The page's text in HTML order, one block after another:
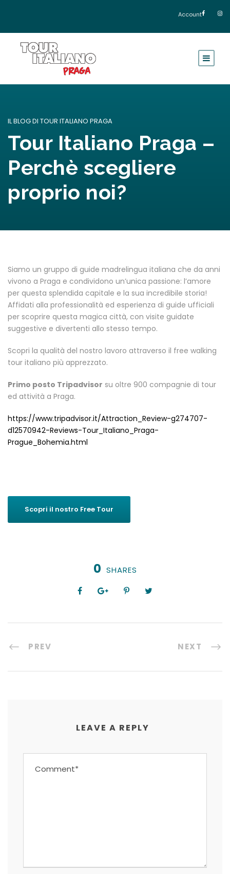
Account
IL BLOG DI TOUR ITALIANO PRAGA
Tour Italiano Praga –
Perchè scegliere
proprio noi?
Siamo un gruppo di guide madrelingua italiana che da anni
vivono a Praga e condividono un’unica passione: l’amore
per questa splendida capitale e la sua incredibile storia!
Affidati alla professionalità ed esperienza di guide ufficiali
per scoprire questa magica città, con visite guidate
suggestive e divertenti allo stesso tempo.
Scopri la qualità del nostro lavoro attraverso il free walking
tour italiano più apprezzato.
Primo posto Tripadvisor su oltre 900 compagnie di tour
ed attività a Praga.
https://www.tripadvisor.it/Attraction_Review-g274707-
d12570942-Reviews-Tour_Italiano_Praga-
Prague_Bohemia.html
Scopri il nostro Free Tour
0 SHARES
PREV NEXT
LEAVE A REPLY